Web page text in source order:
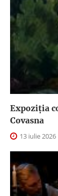
Expoziția
Covasna
13 iulie 2026